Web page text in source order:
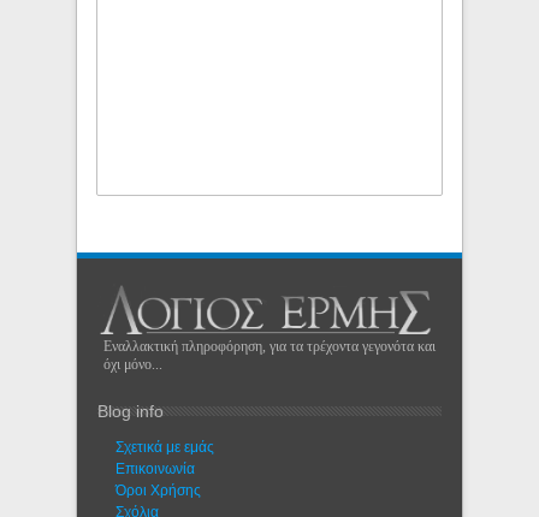
Εναλλακτική πληροφόρηση, για τα τρέχοντα γεγονότα και
όχι μόνο...
Blog info
Σχετικά με εμάς
Eπικοινωνία
Όροι Χρήσης
Σχόλια